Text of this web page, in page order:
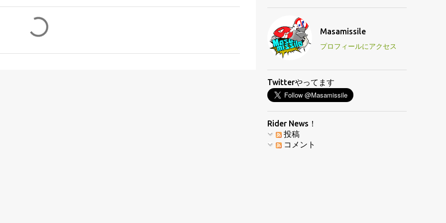
Masamissile
プロフィールにアクセス
Twitterやってます
Rider News！
投稿
コメント